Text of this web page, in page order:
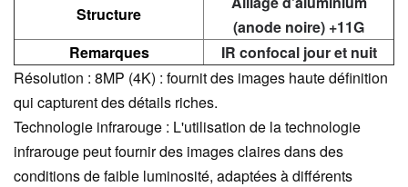
Structure
(anode noire) +11G
Remarques
IR confocal jour et nuit
Résolution : 8MP (4K) : fournit des images haute définition
qui capturent des détails riches.
Technologie infrarouge : L'utilisation de la technologie
infrarouge peut fournir des images claires dans des
conditions de faible luminosité, adaptées à différents